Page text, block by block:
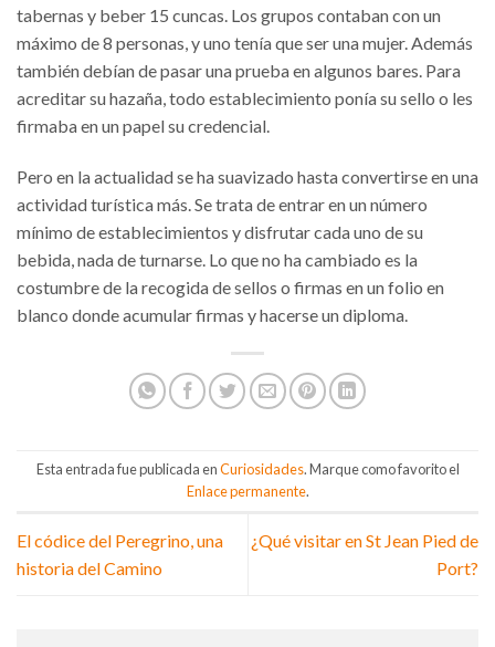
tabernas y beber 15 cuncas. Los grupos contaban con un
máximo de 8 personas, y uno tenía que ser una mujer. Además
también debían de pasar una prueba en algunos bares. Para
acreditar su hazaña, todo establecimiento ponía su sello o les
firmaba en un papel su credencial.
Pero en la actualidad se ha suavizado hasta convertirse en una
actividad turística más. Se trata de entrar en un número
mínimo de establecimientos y disfrutar cada uno de su
bebida, nada de turnarse. Lo que no ha cambiado es la
costumbre de la recogida de sellos o firmas en un folio en
blanco donde acumular firmas y hacerse un diploma.
Esta entrada fue publicada enCuriosidades. Marque como favorito el
Enlace permanente.
El códice del Peregrino, una
historia del Camino
¿Qué visitar en St Jean Pied de
Port?